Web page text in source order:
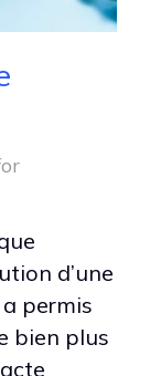
d’une
permis
bien plus